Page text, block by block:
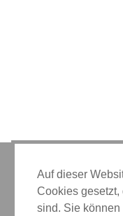
Auf dieser
Cookies gesetzt,
sind. Sie
IMPRESSUM|